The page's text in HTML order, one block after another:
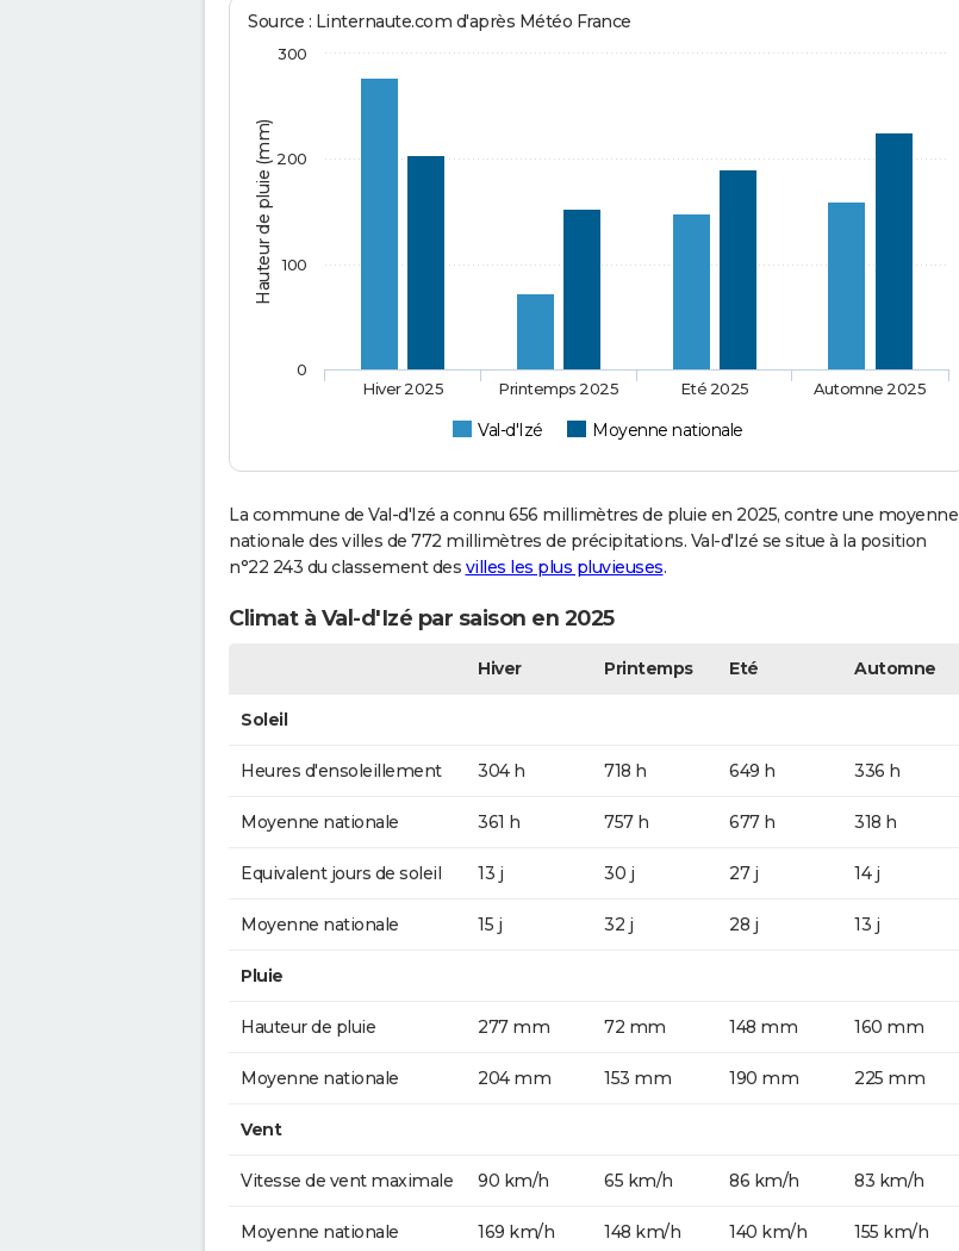
Hauteur de pluie (mm)
Source : Linternaute.com d'après Météo France
Val-d'Izé Moyenne nationale
Hiver 2025 Printemps 2025 Eté 2025 Automne 2025
0
100
200
300
La commune de Val-d'Izé a connu 656 millimètres de pluie en 2025, contre une moyenne
nationale des villes de 772 millimètres de précipitations. Val-d'Izé se situe à la position
n°22 243 du classement des villes les plus pluvieuses.
Climat à Val-d'Izé par saison en 2025
Hiver Printemps Eté Automne
Soleil
Heures d'ensoleillement 304 h 718 h 649 h 336 h
Moyenne nationale 361 h 757 h 677 h 318 h
Equivalent jours de soleil 13 j 30 j 27 j 14 j
Moyenne nationale 15 j 32 j 28 j 13 j
Pluie
Hauteur de pluie 277 mm 72 mm 148 mm 160 mm
Moyenne nationale 204 mm 153 mm 190 mm 225 mm
Vent
Vitesse de vent maximale 90 km/h 65 km/h 86 km/h 83 km/h
Moyenne nationale 169 km/h 148 km/h 140 km/h 155 km/h